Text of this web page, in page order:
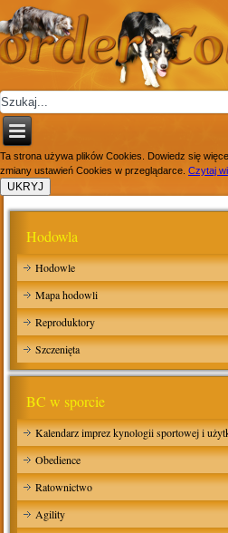
Ta strona używa plików Cookies. Dowiedz się
zmiany ustawień Cookies w przeglądarce. Czytaj
Hodowla
Hodowle
Mapa hodowli
Reproduktory
Szczenięta
BC w sporcie
Kalendarz imprez kynologii sportowej i
Obedience
Ratownictwo
Agility